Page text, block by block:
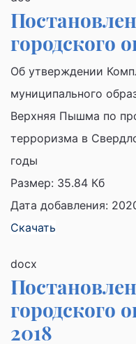
городского
Об утверждении
муниципального
Верхняя Пышма по
терроризма в
годы
Размер: 35.84 Кб
Дата добавления:
Скачать
docx
городского
2018